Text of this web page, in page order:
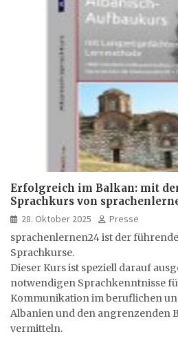
Erfolgreich im Balkan: mit
Sprachkurs von
28. Oktober 2025
Presse
sprachenlernen24 ist der
Sprachkurse.
Dieser Kurs ist speziell darauf
notwendigen Sprachkenntnisse
Kommunikation im beruflichen
Albanien und den angrenzenden
vermitteln.